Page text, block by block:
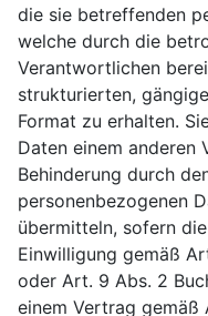
die sie betreffenden
welche durch die
Verantwortlichen
strukturierten,
Format zu erhalten.
Daten einem anderen
Behinderung durch
personenbezogenen
übermitteln, sofern
Einwilligung gemäß
oder Art. 9 Abs. 2
einem Vertrag gemäß